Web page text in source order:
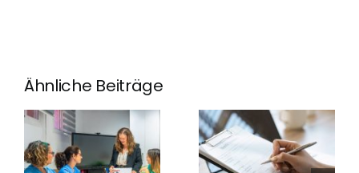
Ähnliche Beiträge